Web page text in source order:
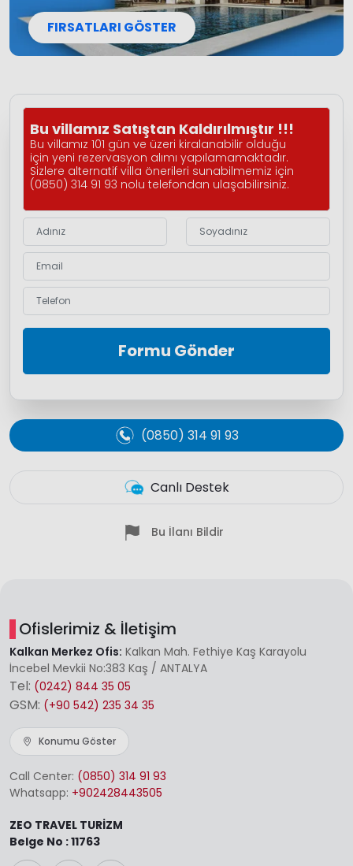
FIRSATLARI GÖSTER
Bu villamız Satıştan Kaldırılmıştır !!!
Bu villamız 101 gün ve üzeri kiralanabilir olduğu
için yeni rezervasyon alımı yapılamamaktadır.
Sizlere alternatif villa önerileri sunabilmemiz için
(0850) 314 91 93 nolu telefondan ulaşabilirsiniz.
Formu Gönder
(0850) 314 91 93
Canlı Destek
Bu İlanı Bildir
Ofislerimiz & İletişim
Kalkan Merkez Ofis: Kalkan Mah. Fethiye Kaş Karayolu
İncebel Mevkii No:383 Kaş / ANTALYA
Tel: (0242) 844 35 05
GSM: (+90 542) 235 34 35
Konumu Göster
Call Center: (0850) 314 91 93
Whatsapp: +902428443505
ZEO TRAVEL TURİZM
Belge No : 11763